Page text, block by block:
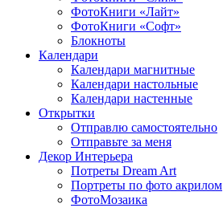
ФотоКниги «Лайт»
ФотоКниги «Софт»
Блокноты
Календари
Календари магнитные
Календари настольные
Календари настенные
Открытки
Отправлю самостоятельно
Отправьте за меня
Декор Интерьера
Потреты Dream Art
Портреты по фото акрилом
ФотоМозаика